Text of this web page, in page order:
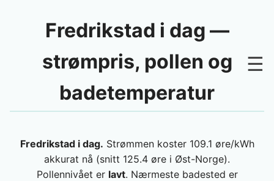
☰
Fredrikstad i dag —
strømpris, pollen og
badetemperatur
Fredrikstad i dag. Strømmen koster 109.1 øre/kWh
akkurat nå (snitt 125.4 øre i Øst-Norge).
Pollennivået er lavt. Nærmeste badested er